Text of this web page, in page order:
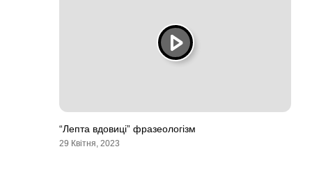
“Лепта вдовиці” фразеологізм
29 Квітня, 2023